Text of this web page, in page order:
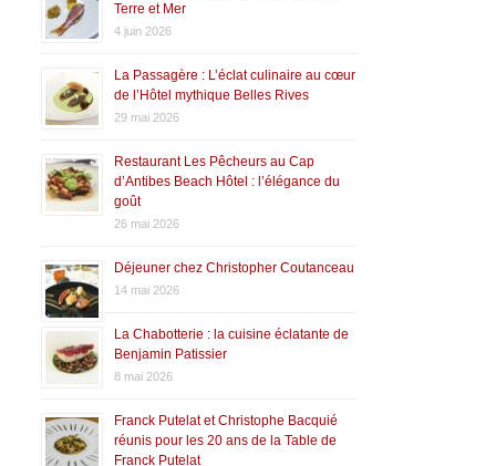
Terre et Mer
4 juin 2026
La Passagère : L’éclat culinaire au cœur
de l’Hôtel mythique Belles Rives
29 mai 2026
Restaurant Les Pêcheurs au Cap
d’Antibes Beach Hôtel : l’élégance du
goût
26 mai 2026
Déjeuner chez Christopher Coutanceau
14 mai 2026
La Chabotterie : la cuisine éclatante de
Benjamin Patissier
8 mai 2026
Franck Putelat et Christophe Bacquié
réunis pour les 20 ans de la Table de
Franck Putelat